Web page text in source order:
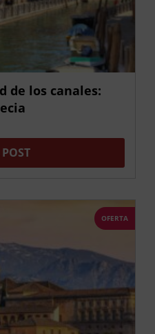
de los canales:
OFERTA